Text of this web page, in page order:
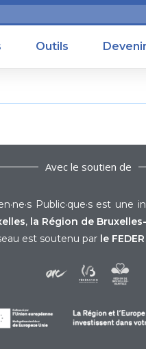
Outils
Avec le soutien de
Public·que·s est une
, la Région de
est soutenu par le FEDER